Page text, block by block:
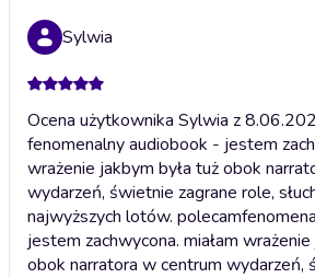
Sylwia
Ocena użytkownika Sylwia z
fenomenalny audiobook - jestem
wrażenie jakbym była tuż obok
wydarzeń, świetnie zagrane role,
najwyższych lotów. polecam
jestem zachwycona. miałam
obok narratora w centrum wydarzeń,